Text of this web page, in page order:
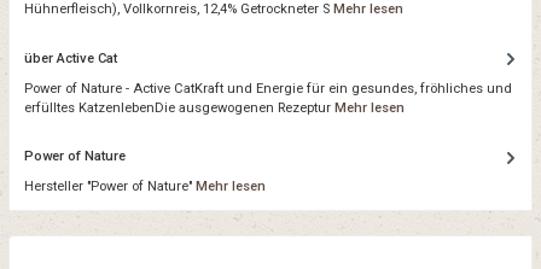
Hühnerfleisch), Vollkornreis, 12,4% Getrockneter S Mehr lesen
über Active Cat
Power of Nature - Active CatKraft und Energie für ein gesundes, fröhliches und
erfülltes KatzenlebenDie ausgewogenen Rezeptur Mehr lesen
Power of Nature
Hersteller "Power of Nature" Mehr lesen